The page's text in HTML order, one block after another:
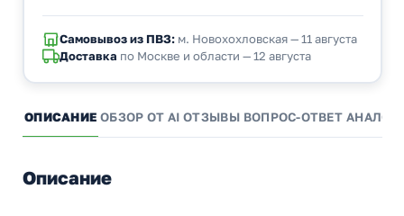
Самовывоз из ПВЗ:м. Новохохловская — 11 августа
Доставка по Москве и области — 12 августа
ОПИСАНИЕ ОБЗОР ОТ AI ОТЗЫВЫ ВОПРОС-ОТВЕТ
Описание